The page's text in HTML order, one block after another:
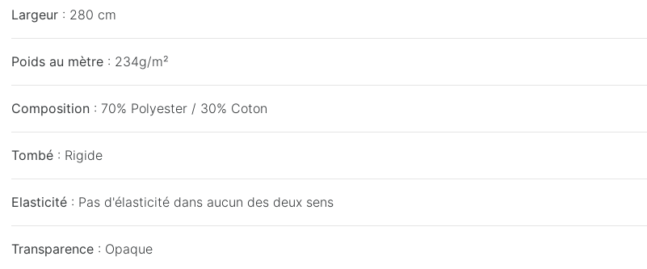
Largeur : 280 cm
Poids au mètre : 234g/m²
Composition : 70% Polyester / 30% Coton
Tombé : Rigide
Elasticité : Pas d'élasticité dans aucun des deux sens
Transparence : Opaque